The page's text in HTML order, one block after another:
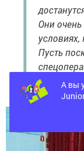
Они
условиях,
Пусть
семьиА вы